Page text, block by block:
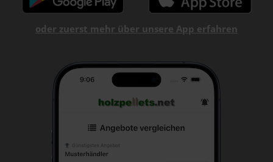
oder zuerst mehr über unsere App erfahren